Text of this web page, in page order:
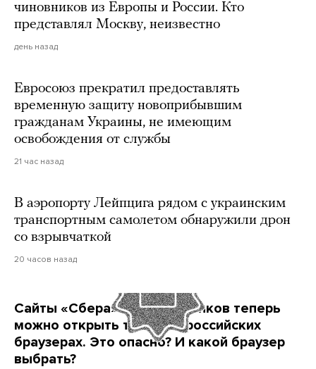
чиновников из Европы и России. Кто
представлял Москву, неизвестно
день назад
Евросоюз прекратил предоставлять
временную защиту новоприбывшим
гражданам Украины, не имеющим
освобождения от службы
21 час назад
В аэропорту Лейпцига рядом с украинским
транспортным самолетом обнаружили дрон
со взрывчаткой
20 часов назад
Сайты «Сбера» и других банков теперь
можно открыть только в российских
браузерах. Это опасно? И какой браузер
выбрать?